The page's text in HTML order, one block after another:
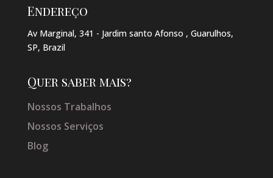
Endereço
Av Marginal, 341 - Jardim santo Afonso , Guarulhos,
SP, Brazil
Quer saber mais?
Nossos Trabalhos
Nossos Serviços
Blog